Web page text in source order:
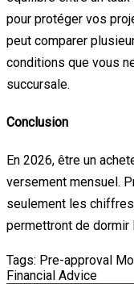
pour protéger vos
peut comparer
conditions que vous
succursale.
Conclusion
En 2026, être un
versement mensuel.
seulement les
permettront de dormir
Tags: Pre-approval
Financial Advice